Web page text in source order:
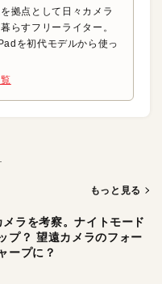
拠点として日々カメラ
らすフリーライター。
を初代モデルから使っ
もっと見る
ラを考察。ナイトモード
プ？ 望遠カメラのフォー
ープに？